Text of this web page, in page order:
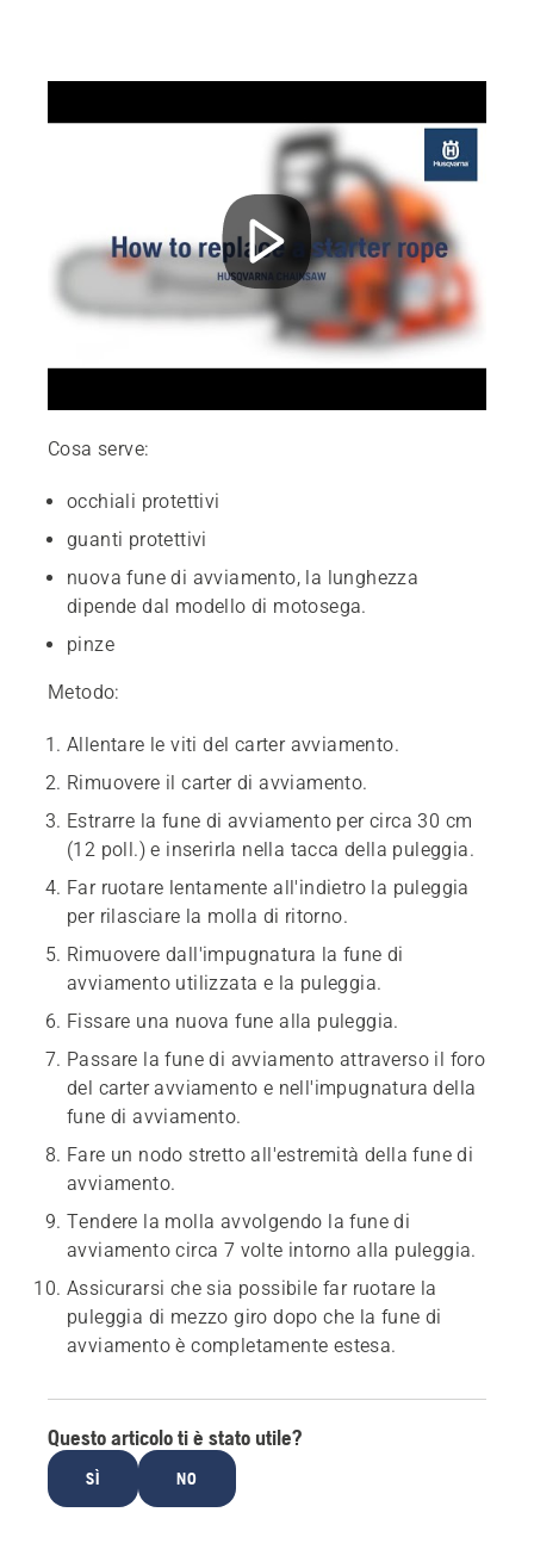
Cosa serve:
occhiali protettivi
guanti protettivi
nuova fune di avviamento, la lunghezza
dipende dal modello di motosega.
pinze
Metodo:
Allentare le viti del carter avviamento.
Rimuovere il carter di avviamento.
Estrarre la fune di avviamento per circa 30 cm
(12 poll.) e inserirla nella tacca della puleggia.
Far ruotare lentamente all'indietro la puleggia
per rilasciare la molla di ritorno.
Rimuovere dall'impugnatura la fune di
avviamento utilizzata e la puleggia.
Fissare una nuova fune alla puleggia.
Passare la fune di avviamento attraverso il foro
del carter avviamento e nell'impugnatura della
fune di avviamento.
Fare un nodo stretto all'estremità della fune di
avviamento.
Tendere la molla avvolgendo la fune di
avviamento circa 7 volte intorno alla puleggia.
Assicurarsi che sia possibile far ruotare la
puleggia di mezzo giro dopo che la fune di
avviamento è completamente estesa.
Questo articolo ti è stato utile?
SÌ NO